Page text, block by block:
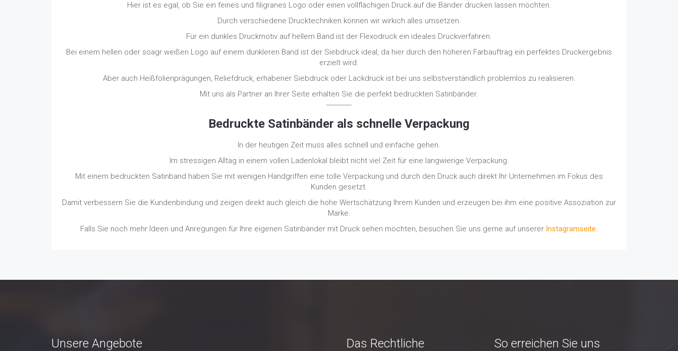
Hier ist es egal, ob Sie ein feines und filigranes Logo oder einen vollflächigen Druck auf die Bänder drucken lassen möchten.
Durch verschiedene Drucktechniken können wir wirkich alles umsetzen.
Für ein dunkles Druckmotiv auf hellem Band ist der Flexodruck ein ideales Druckverfahren.
Bei einem hellen oder soagr weißen Logo auf einem dunkleren Band ist der Siebdruck ideal, da hier durch den höheren Farbauftrag ein perfektes Druckergebnis
erzielt wird.
Aber auch Heißfolienprägungen, Reliefdruck, erhabener Siebdruck oder Lackdruck ist bei uns selbstverständlich problemlos zu realisieren.
Mit uns als Partner an Ihrer Seite erhalten Sie die perfekt bedruckten Satinbänder.
Bedruckte Satinbänder als schnelle Verpackung
In der heutigen Zeit muss alles schnell und einfache gehen.
Im stressigen Alltag in einem vollen Ladenlokal bleibt nicht viel Zeit für eine langwierige Verpackung.
Mit einem bedruckten Satinband haben Sie mit wenigen Handgriffen eine tolle Verpackung und durch den Druck auch direkt Ihr Unternehmen im Fokus des
Kunden gesetzt.
Damit verbessern Sie die Kundenbindung und zeigen direkt auch gleich die hohe Wertschätzung Ihrem Kunden und erzeugen bei ihm eine positive Assoziation zur
Marke.
Falls Sie noch mehr Ideen und Anregungen für Ihre eigenen Satinbänder mit Druck sehen möchten, besuchen Sie uns gerne auf unserer Instagramseite.
Unsere Angebote Das Rechtliche So erreichen Sie uns